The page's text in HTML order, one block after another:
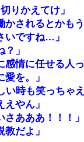
りかえてけ」
されるとかも
いですね…」
」
情に任せる人
を。」
時も笑っちゃ
やん」
あああ！！！」
だよ」